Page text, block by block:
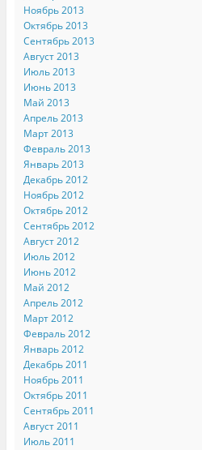
Ноябрь 2013
Октябрь 2013
Сентябрь 2013
Август 2013
Июль 2013
Июнь 2013
Май 2013
Апрель 2013
Март 2013
Февраль 2013
Январь 2013
Декабрь 2012
Ноябрь 2012
Октябрь 2012
Сентябрь 2012
Август 2012
Июль 2012
Июнь 2012
Май 2012
Апрель 2012
Март 2012
Февраль 2012
Январь 2012
Декабрь 2011
Ноябрь 2011
Октябрь 2011
Сентябрь 2011
Август 2011
Июль 2011